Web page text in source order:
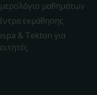
μαθημάτων
εκμάθησης
& Tekton για